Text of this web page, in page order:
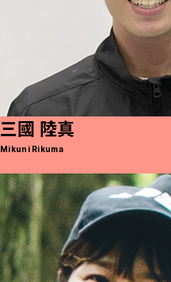
三國 陸真
Mikuni Rikuma